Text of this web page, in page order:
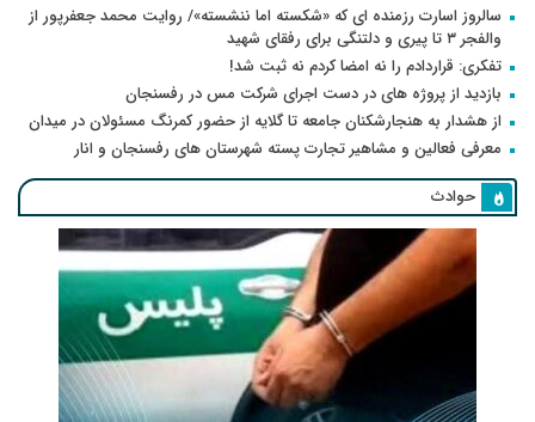
سالروز اسارت رزمنده ای که «شکسته اما ننشسته»/ روایت محمد جعفرپور از
والفجر ۳ تا پیری و دلتنگی برای رفقای شهید
تفکری: قراردادم را نه امضا کردم نه ثبت شد!
بازدید از پروژه های در دست اجرای شرکت مس در رفسنجان
از هشدار به هنجارشکنان جامعه تا گلایه از حضور کمرنگ مسئولان در میدان
معرفی فعالین و مشاهیر تجارت پسته شهرستان های رفسنجان و انار
حوادث